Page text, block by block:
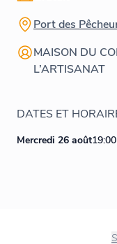
Port des
MAISON DU
L’ARTISANAT
DATES ET
Mercredi 26 août